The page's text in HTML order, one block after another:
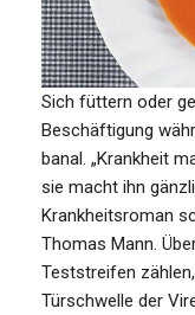
Sich füttern oder
Beschäftigung
banal. „Krankheit
sie macht ihn
Krankheitsroman
Thomas Mann.
Teststreifen
Türschwelle der